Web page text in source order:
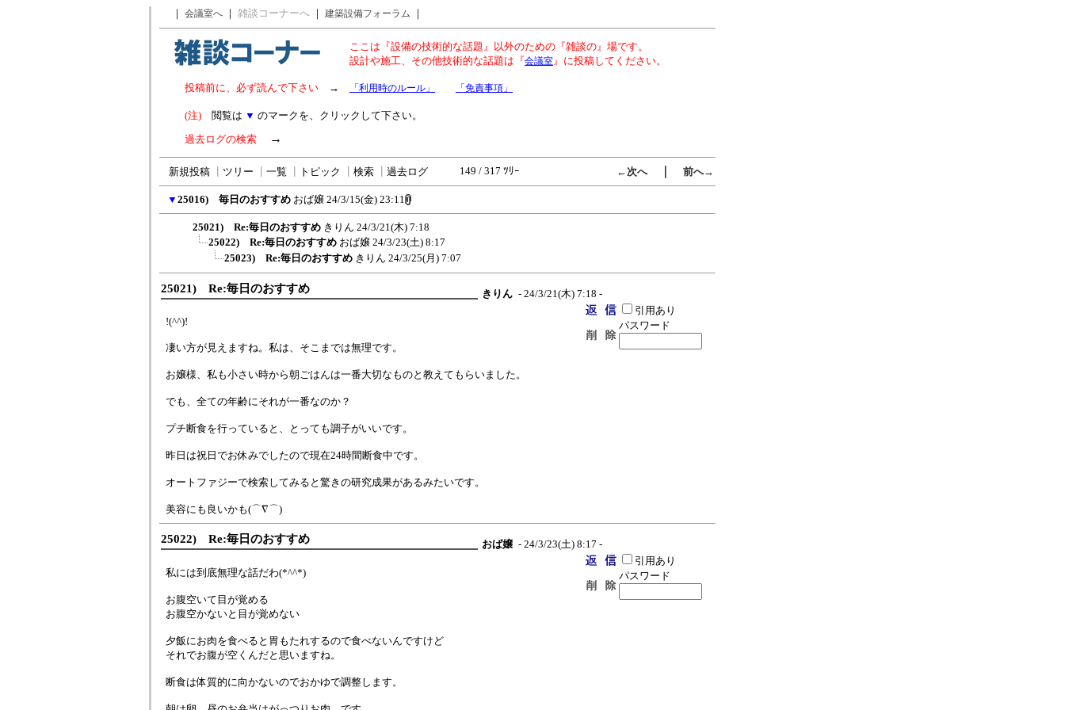
｜ 会議室へ ｜ 雑談コーナーへ ｜ 建築設備フォーラム ｜
ここは『設備の技術的な話題』以外のための『雑談の』場です。
設計や施工、その他技術的な話題は『会議室』に投稿してください。
投稿前に、必ず読んで下さい → 「利用時のルール」 「免責事項」
(注) 閲覧は ▼ のマークを、クリックして下さい。
過去ログの検索 →
新規投稿 ツリー 一覧 トピック 検索 過去ログ 149 / 317 ﾂﾘｰ ←次へ｜ 前へ→
▼ 25016) 毎日のおすすめ おば嬢 24/3/15(金) 23:11
25021) Re:毎日のおすすめ きりん 24/3/21(木) 7:18
25022) Re:毎日のおすすめ おば嬢 24/3/23(土) 8:17
25023) Re:毎日のおすすめ きりん 24/3/25(月) 7:07
25021) Re:毎日のおすすめ きりん - 24/3/21(木) 7:18 -
!(^^)!
凄い方が見えますね。私は、そこまでは無理です。
お嬢様、私も小さい時から朝ごはんは一番大切なものと教えてもらいました。
でも、全ての年齢にそれが一番なのか？
プチ断食を行っていると、とっても調子がいいです。
昨日は祝日でお休みでしたので現在24時間断食中です。
オートファジーで検索してみると驚きの研究成果があるみたいです。
美容にも良いかも(⌒∇⌒)
引用あり
パスワード
25022) Re:毎日のおすすめ おば嬢 - 24/3/23(土) 8:17 -
私には到底無理な話だわ(*^^*)
お腹空いて目が覚める
お腹空かないと目が覚めない
夕飯にお肉を食べると胃もたれするので食べないんですけど
それでお腹が空くんだと思いますね。
断食は体質的に向かないのでおかゆで調整します。
引用あり
パスワード